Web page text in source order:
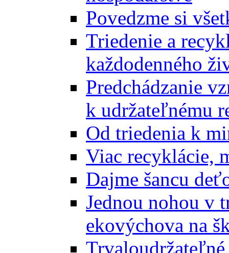
Povedzme si
Triedenie a
každodenného
Predchádzanie
k udržateľnému
Od triedenia k
Viac recyklácie,
Dajme šancu
Jednou nohou v
ekovýchova na